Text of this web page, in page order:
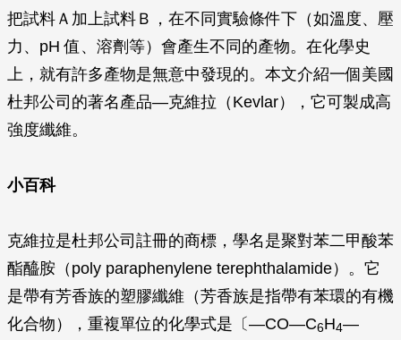
把試料Ａ加上試料Ｂ，在不同實驗條件下（如溫度、壓
力、pH 值、溶劑等）會產生不同的產物。在化學史
上，就有許多產物是無意中發現的。本文介紹一個美國
杜邦公司的著名產品—克維拉（Kevlar），它可製成高
強度纖維。
小百科
克維拉是杜邦公司註冊的商標，學名是聚對苯二甲酸苯
酯醯胺（poly paraphenylene terephthalamide）。它
是帶有芳香族的塑膠纖維（芳香族是指帶有苯環的有機
化合物），重複單位的化學式是〔—CO—C6H4—